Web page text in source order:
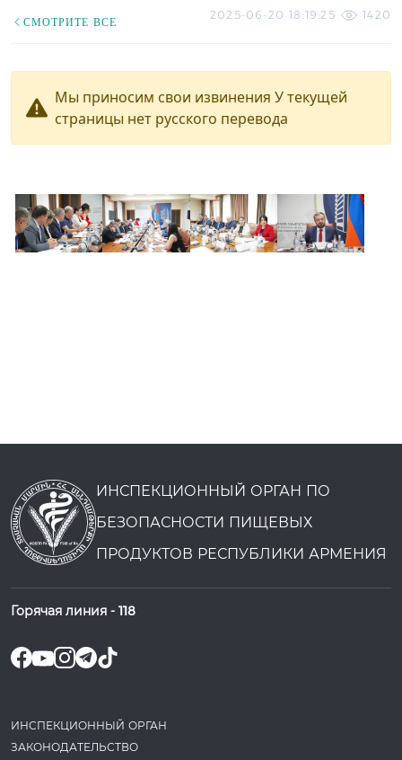
СМОТРИТЕ ВСЕ
2025-06-20 18:19:25 1420
Мы приносим свои извинения У текущей
страницы нет русского перевода
ИНСПЕКЦИОННЫЙ ОРГАН ПО
БЕЗОПАСНОСТИ ПИЩЕВЫХ
ПРОДУКТОВ РЕСПУБЛИКИ АРМЕНИЯ
Горячая линия - 118
ИНСПЕКЦИОННЫЙ ОРГАН
ЗАКОНОДАТЕ­ЛЬСТВО